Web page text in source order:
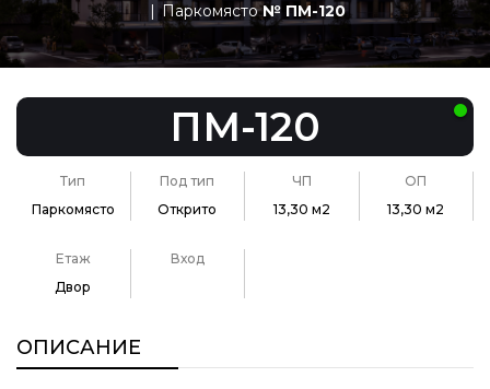
Паркомясто№ ПМ-120
ПМ-120
Тип
Паркомясто
Под тип
Открито
ЧП
13,30 м2
ОП
13,30 м2
Етаж
Двор
Вход
ОПИСАНИЕ